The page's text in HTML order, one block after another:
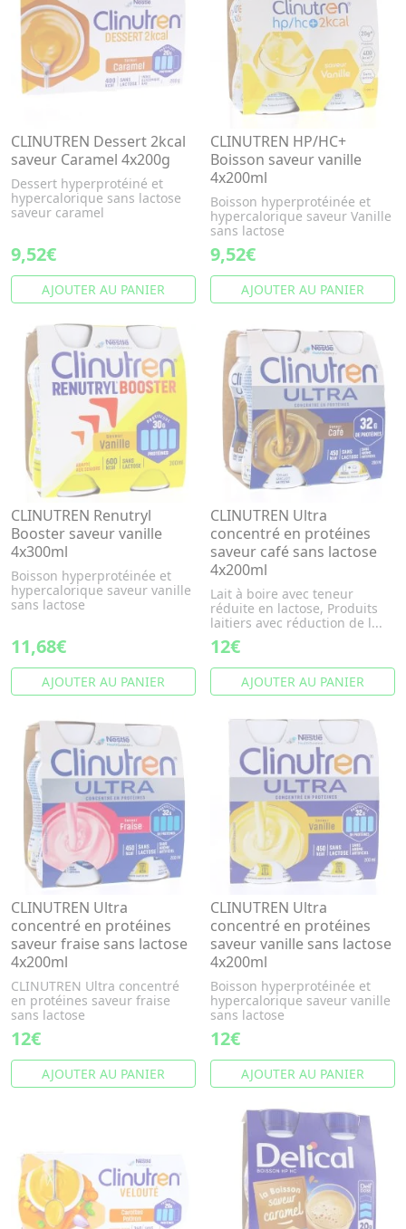
CLINUTREN Dessert 2kcal
saveur Caramel 4x200g
Dessert hyperprotéiné et
hypercalorique sans lactose
saveur caramel
9,52€
AJOUTER AU PANIER
CLINUTREN HP/HC+
Boisson saveur vanille
4x200ml
Boisson hyperprotéinée et
hypercalorique saveur Vanille
sans lactose
9,52€
AJOUTER AU PANIER
CLINUTREN Renutryl
Booster saveur vanille
4x300ml
Boisson hyperprotéinée et
hypercalorique saveur vanille
sans lactose
11,68€
AJOUTER AU PANIER
CLINUTREN Ultra
concentré en protéines
saveur café sans lactose
4x200ml
Lait à boire avec teneur
réduite en lactose, Produits
laitiers avec réduction de l...
12€
AJOUTER AU PANIER
CLINUTREN Ultra
concentré en protéines
saveur fraise sans lactose
4x200ml
CLINUTREN Ultra concentré
en protéines saveur fraise
sans lactose
12€
AJOUTER AU PANIER
CLINUTREN Ultra
concentré en protéines
saveur vanille sans lactose
4x200ml
Boisson hyperprotéinée et
hypercalorique saveur vanille
sans lactose
12€
AJOUTER AU PANIER